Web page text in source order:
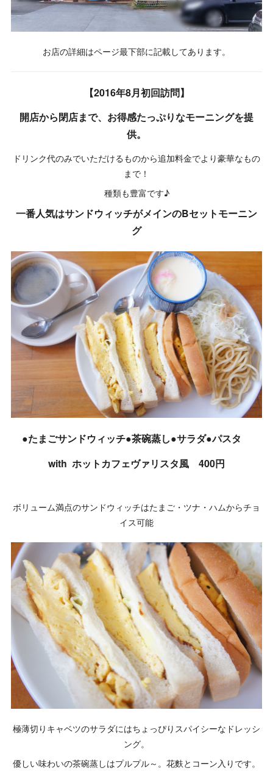
お店の詳細はページ最下部に記載してあります。
【2016年8月初回訪問】
開店から閉店まで、お得感たっぷりなモーニングを提
供。
ドリンク代のみでいただけるものから追加料金でより豪華なもの
まで！
種類も豊富です♪
一番人気はサンドウィッチがメインのBセットモーニン
グ
●たまごサンドウィッチ●茶碗蒸し●サラダ●パスタ
with ホットカフェヴァリスタ風 400円
ボリューム満点のサンドウィッチはたまご・ツナ・ハムからチョ
イス可能
極薄切りキャベツのサラダにはちょっぴりスパイシーなドレッシ
ング。
優しい味わいの茶碗蒸しはプルプル～。花麩とコーン入りです。